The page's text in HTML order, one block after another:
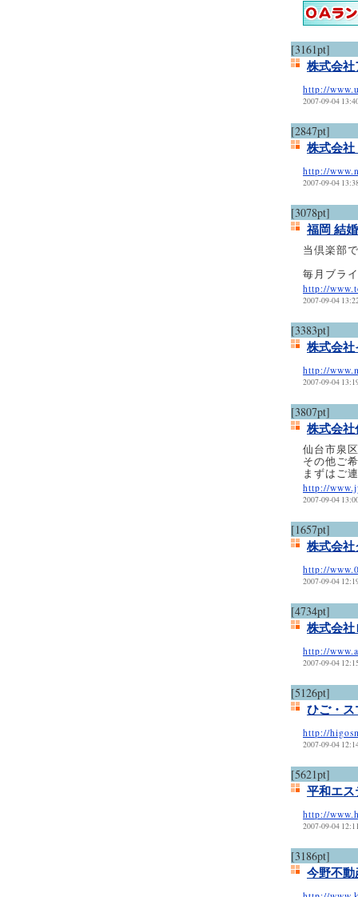
[3161pt]
株式会
http://
2007-09-04
[2847pt]
株式会
http://
2007-09-04
[3078pt]
福岡 結
当倶楽部
毎月ブラ
http://
2007-09-04
[3383pt]
株式会
http://
2007-09-04
[3807pt]
株式会
仙台市泉
その他ご
まずはご
http://
2007-09-04
[1657pt]
株式会
http://
2007-09-04
[4734pt]
株式会
http://
2007-09-04
[5126pt]
ひご・
http://
2007-09-04
[5621pt]
平和エ
http://
2007-09-04
[3186pt]
今野不